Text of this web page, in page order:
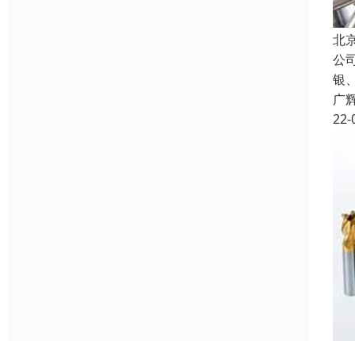
北
公
银
广
22-